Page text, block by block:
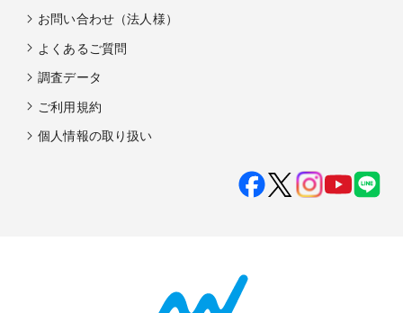
お問い合わせ（法人様）
よくあるご質問
調査データ
ご利用規約
個人情報の取り扱い